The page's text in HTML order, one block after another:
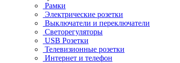
Рамки
Электрические розетки
Выключатели и переключатели
Светорегуляторы
USB Розетки
Телевизионные розетки
Интернет и телефон